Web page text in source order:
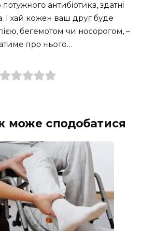
антибіотика, здатні
І хай кожен ваш друг буде
бегемотом чи носорогом, –
про нього…
може сподобатися